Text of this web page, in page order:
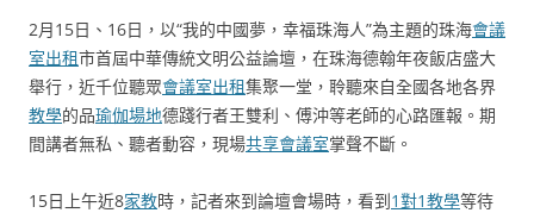
2月15日、16日，以“我的中國夢，幸福珠海人”為主題的珠海會議
室出租市首屆中華傳統文明公益論壇，在珠海德翰年夜飯店盛大
舉行，近千位聽眾會議室出租集聚一堂，聆聽來自全國各地各界
教學的品瑜伽場地德踐行者王雙利、傅沖等老師的心路匯報。期
間講者無私、聽者動容，現場共享會議室掌聲不斷。
15日上午近8家教時，記者來到論壇會場時，看到1對1教學等待